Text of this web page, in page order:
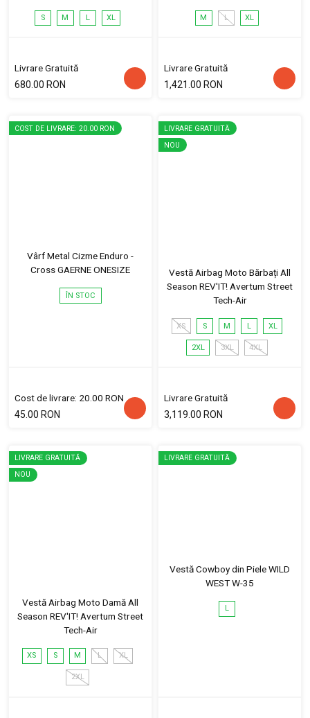
S M L XL
Livrare Gratuită
680.00 RON
M L XL
Livrare Gratuită
1,421.00 RON
COST DE LIVRARE: 20.00 RON
Vârf Metal Cizme Enduro -
Cross GAERNE ONESIZE
ÎN STOC
Cost de livrare: 20.00 RON
45.00 RON
LIVRARE GRATUITĂ
NOU
Vestă Airbag Moto Bărbați All
Season REV'IT! Avertum Street
Tech-Air
XS S M L XL
2XL 3XL 4XL
Livrare Gratuită
3,119.00 RON
LIVRARE GRATUITĂ
NOU
Vestă Airbag Moto Damă All
Season REV'IT! Avertum Street
Tech-Air
XS S M L XL
2XL
LIVRARE GRATUITĂ
Vestă Cowboy din Piele WILD
WEST W-35
L